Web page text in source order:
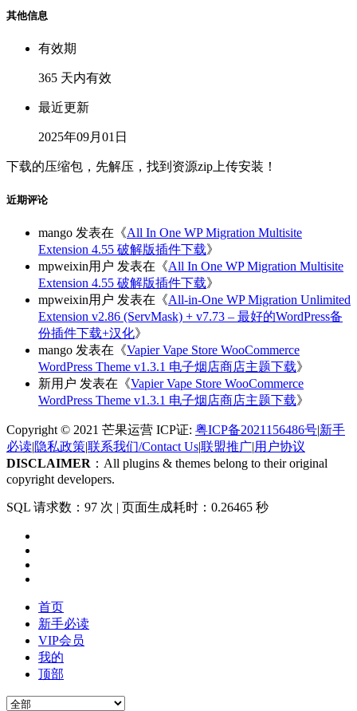
其他信息
有效期
365 天内有效
最近更新
2025年09月01日
下载的压缩包，先解压，找到资源zip上传安装！
近期评论
mango 发表在《All In One WP Migration Multisite
Extension 4.55 破解版插件下载》
mpweixin用户 发表在《All In One WP Migration Multisite
Extension 4.55 破解版插件下载》
mpweixin用户 发表在《All-in-One WP Migration Unlimited
Extension v2.86 (ServMask) + v7.73 – 最好的WordPress备
份插件下载+汉化》
mango 发表在《Vapier Vape Store WooCommerce
WordPress Theme v1.3.1 电子烟店商店主题下载》
新用户 发表在《Vapier Vape Store WooCommerce
WordPress Theme v1.3.1 电子烟店商店主题下载》
Copyright © 2021 芒果运营 ICP证: 粤ICP备2021156486号|新手
必读|隐私政策|联系我们/Contact Us|联盟推广|用户协议
DISCLAIMER ：All plugins & themes belong to their original
copyright developers.
SQL 请求数：97 次 | 页面生成耗时：0.26465 秒
首页
新手必读
VIP会员
我的
顶部